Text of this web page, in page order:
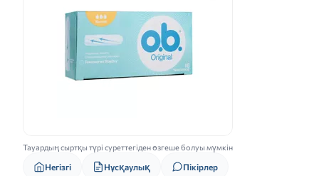
Тауардың сыртқы түрі суреттегіден өзгеше болуы мүмкін
Негізгі Нұсқаулық Пікірлер